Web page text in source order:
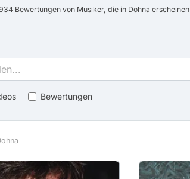
Bewertungen von Musiker, die in Dohna erscheinen
Bewertungen